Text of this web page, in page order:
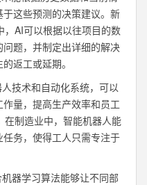
这些预测的决策建议。新
AI可以根据以往项目的数
题，并制定出详细的解决
返工或延期。
技术和自动化系统，可以
量，提高生产效率和员工
在制造业中，智能机器人能
务，使得工人只需专注于
器学习算法能够让不同部